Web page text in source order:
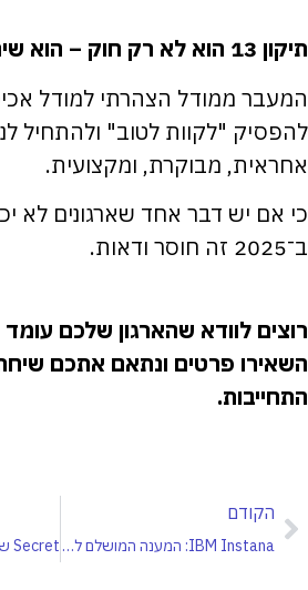
תיקון 13 הוא לא רק חוק – הוא שינוי תפיסה
המעבר ממודל הצהרתי למודל
להפסיק "לקוות לטוב" ולהתחיל
אחראית, מבוקרת, ומקצועית.
כי אם יש דבר אחד שארגונים לא
ב־2025 זה חוסר ודאות.
רוצים לוודא שהארגון שלכם עומד
השאירו פרטים ונתאם אתכם
התחייבות.
הקודם
IBM Instana: המענה המושלם לאתגרי ניטור ב-OpenShift ו-CI/CD